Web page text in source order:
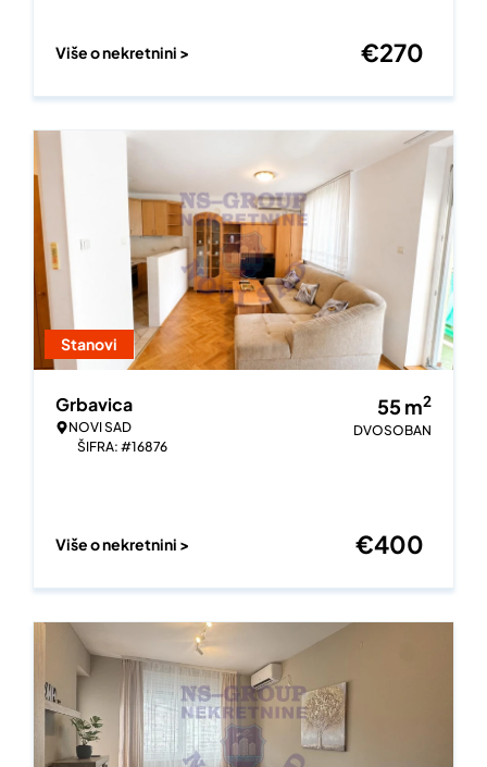
Više o nekretnini > €270
Stanovi
Grbavica
NOVI SAD
ŠIFRA: #16876
55m2
DVOSOBAN
Više o nekretnini > €400